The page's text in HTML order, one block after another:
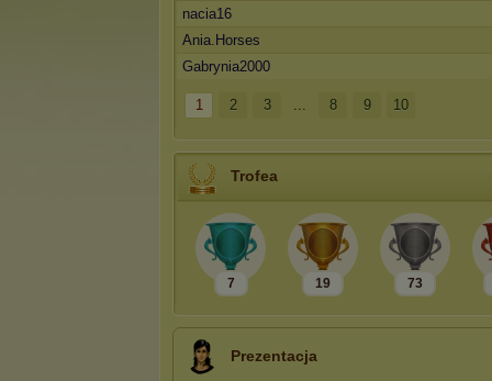
nacia16
Ania.Horses
Gabrynia2000
1 2 3 ... 8 9 10
Trofea
7 19 73
Prezentacja